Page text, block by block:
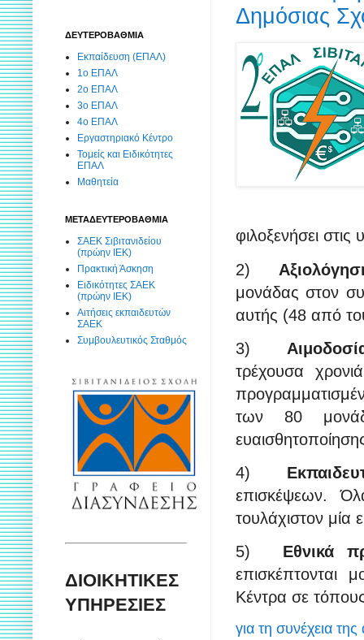
Δημόσιας
φιλοξενήσει
2)
μονάδας στον
αυτής (48 από
3)
τρέχουσα
των 80
4)
επισκέψεων.
τουλάχιστον μία
5)
Εθνικά
επισκέπτονται
Κέντρα σε
για τη συνέχεια
ΔΕΥΤΕΡΟΒΑΘΜΙΑ
Εκπαίδευση (ΕΠΑΛ)
1ο ΕΠΑΛ
2ο ΕΠΑΛ
3ο ΕΠΑΛ
4ο ΕΠΑΛ
Εργαστηριακό Κέντρο
Τομείς και Ειδικότητες
ΕΠΑΛ
Μαθητεία
ΜΕΤΑΔΕΥΤΕΡΟΒΑΘΜΙΑ
ΣΑΕΚ Σιβιτανιδείου
(πρώην ΙΕΚ)
Πρακτική Άσκηση
Ειδικότητες ΣΑΕΚ
(πρώην ΙΕΚ)
Αιτήσεις εκπαιδευτών
ΣΑΕΚ
Συμβουλευτικός Σταθμός
ΔΙΟΙΚΗΤΙΚΕΣ
ΥΠΗΡΕΣΙΕΣ